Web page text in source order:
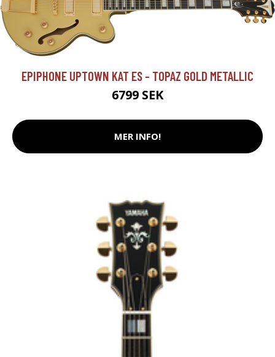
EPIPHONE UPTOWN KAT ES - TOPAZ GOLD METALLIC
6799 SEK
MER INFO!